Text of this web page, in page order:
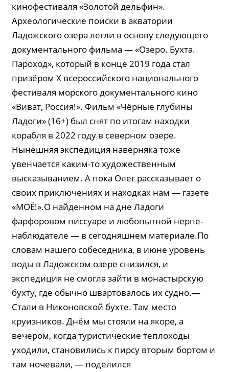
кинофестиваля «Золотой дельфин».
Археологические поиски в акватории
Ладожского озера легли в основу следующего
документального фильма — «Озеро. Бухта.
Пароход», который в конце 2019 года стал
призёром X всероссийского национального
фестиваля морского документального кино
«Виват, Россия!». Фильм «Чёрные глубины
Ладоги» (16+) был снят по итогам находки
корабля в 2022 году в северном озере.
Нынешняя экспедиция наверняка тоже
увенчается каким-то художественным
высказыванием. А пока Олег рассказывает о
своих приключениях и находках нам — газете
«МОЁ!».О найденном на дне Ладоги
фарфоровом писсуаре и любопытной нерпе-
наблюдателе — в сегодняшнем материале.По
словам нашего собеседника, в июне уровень
воды в Ладожском озере снизился, и
экспедиция не смогла зайти в монастырскую
бухту, где обычно швартовалось их судно.—
Стали в Никоновской бухте. Там место
круизников. Днём мы стояли на якоре, а
вечером, когда туристические теплоходы
уходили, становились к пирсу вторым бортом и
там ночевали, — поделился